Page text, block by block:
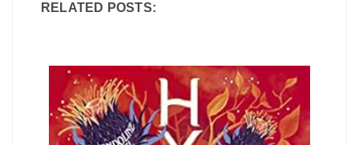
RELATED POSTS: